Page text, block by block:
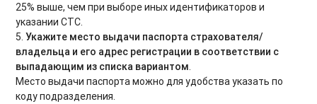
25% выше, чем при выборе иных идентификаторов и
указании СТС.
5.Укажите место выдачи паспорта страхователя/
владельца и его адрес регистрации в соответствии с
выпадающим из списка вариантом.
Место выдачи паспорта можно для удобства указать по
коду подразделения.